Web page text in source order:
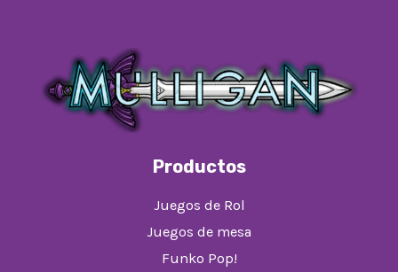
Productos
Juegos de Rol
Juegos de mesa
Funko Pop!